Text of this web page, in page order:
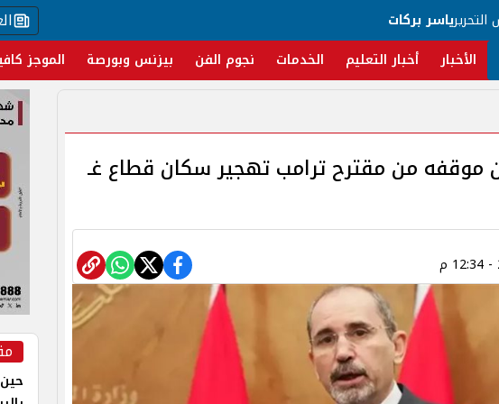
ياسر بركات
الأخبار أخبار التعليم الخدمات نجوم الفن بيزنس وبورصة الموجز
موقفه من مقترح ترامب تهجير سكان قطاع غـ